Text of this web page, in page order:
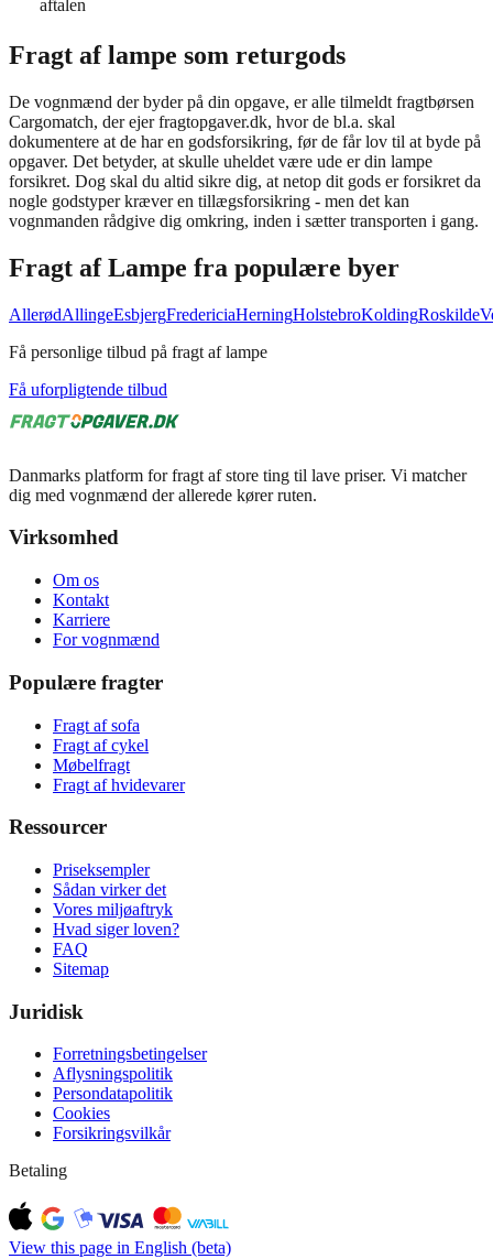
aftalen
Fragt af lampe som returgods
De vognmænd der byder på din opgave, er alle tilmeldt fragtbørsen
Cargomatch, der ejer fragtopgaver.dk, hvor de bl.a. skal
dokumentere at de har en godsforsikring, før de får lov til at byde på
opgaver. Det betyder, at skulle uheldet være ude er din lampe
forsikret. Dog skal du altid sikre dig, at netop dit gods er forsikret da
nogle godstyper kræver en tillægsforsikring - men det kan
vognmanden rådgive dig omkring, inden i sætter transporten i gang.
Fragt afLampe fra populære byer
AllerødAllingeEsbjergFredericiaHerningHolstebroKoldingRoskilde
Få personlige tilbud på fragt af lampe
Få uforpligtende tilbud
Danmarks platform for fragt af store ting til lave priser. Vi matcher
dig med vognmænd der allerede kører ruten.
Virksomhed
Om os
Kontakt
Karriere
For vognmænd
Populære fragter
Fragt af sofa
Fragt af cykel
Møbelfragt
Fragt af hvidevarer
Ressourcer
Priseksempler
Sådan virker det
Vores miljøaftryk
Hvad siger loven?
FAQ
Sitemap
Juridisk
Forretningsbetingelser
Aflysningspolitik
Persondatapolitik
Cookies
Forsikringsvilkår
Betaling
View this page in English (beta)